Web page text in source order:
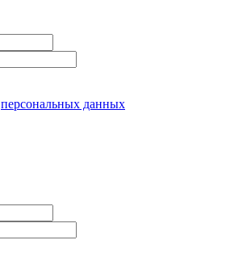
персональных данных